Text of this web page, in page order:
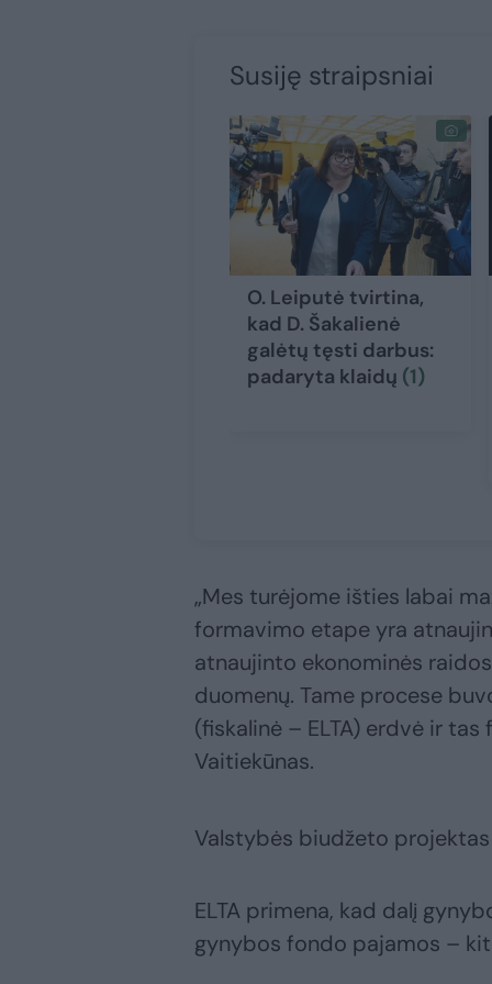
Susiję straipsniai
O. Leiputė tvirtina,
kad D. Šakalienė
galėtų tęsti darbus:
padaryta klaidų (1)
„Mes turėjome išties labai
formavimo etape yra
atnaujinto ekonominės
duomenų. Tame procese
(fiskalinė – ELTA) erdvė ir
Vaitiekūnas.
Valstybės biudžeto
ELTA primena, kad dalį
gynybos fondo pajamos –